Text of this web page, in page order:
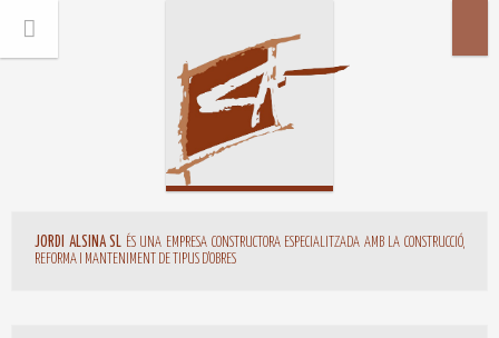
JORDI ALSINA SL ÉS UNA EMPRESA CONSTRUCTORA ESPECIALITZADA AMB LA CONSTRUCCIÓ,
REFORMA I MANTENIMENT DE TIPUS D'OBRES